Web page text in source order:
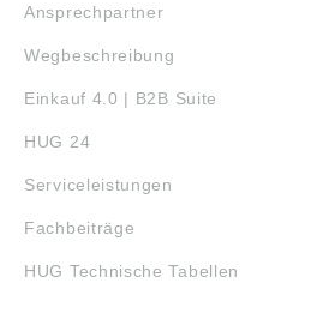
Ansprechpartner
Wegbeschreibung
Einkauf 4.0 | B2B Suite
HUG 24
Serviceleistungen
Fachbeiträge
HUG Technische Tabellen